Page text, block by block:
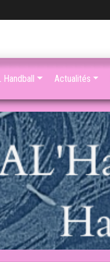
Handball Actualités